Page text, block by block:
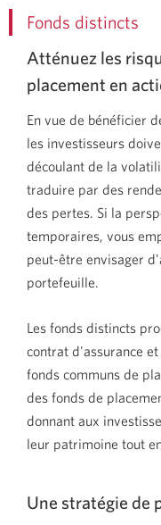
Fonds distincts
Atténuez les
placement en
En vue de bénéficier
les investisseurs
découlant de la
traduire par des
des pertes. Si la
temporaires, vous
peut-être envisager
portefeuille.
Les fonds distincts
contrat d'assurance
fonds communs de
des fonds de
donnant aux
leur patrimoine tout
Une stratégie de